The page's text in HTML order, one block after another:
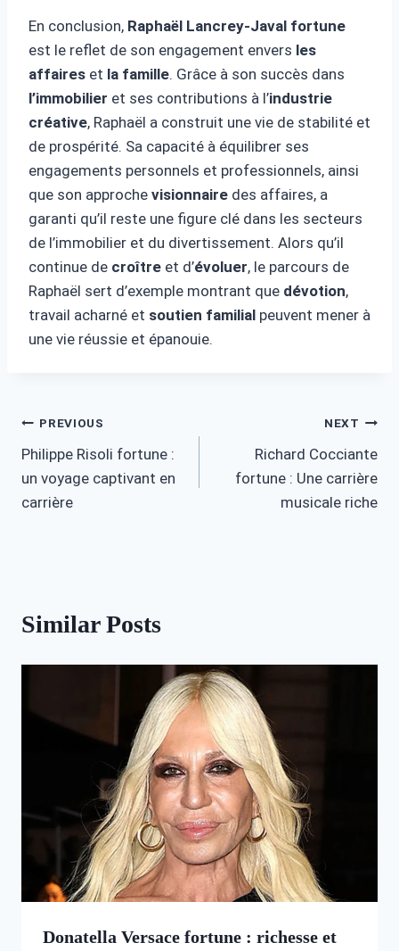
En conclusion, Raphaël Lancrey-Javal fortune
est le reflet de son engagement envers les
affaires et la famille. Grâce à son succès dans
l’immobilier et ses contributions à l’industrie
créative, Raphaël a construit une vie de stabilité et
de prospérité. Sa capacité à équilibrer ses
engagements personnels et professionnels, ainsi
que son approche visionnaire des affaires, a
garanti qu’il reste une figure clé dans les secteurs
de l’immobilier et du divertissement. Alors qu’il
continue de croître et d’évoluer, le parcours de
Raphaël sert d’exemple montrant que dévotion,
travail acharné et soutien familial peuvent mener à
une vie réussie et épanouie.
Post
navigation
PREVIOUS
Philippe Risoli fortune :
un voyage captivant en
carrière
NEXT
Richard Cocciante
fortune : Une carrière
musicale riche
Similar Posts
Donatella Versace fortune : richesse et